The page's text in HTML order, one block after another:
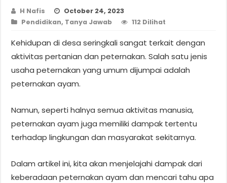
H Nafis
October 24, 2023
Pendidikan, Tanya Jawab 112 Dilihat
Kehidupan di desa seringkali sangat terkait dengan
aktivitas pertanian dan peternakan. Salah satu jenis
usaha peternakan yang umum dijumpai adalah
peternakan ayam.
Namun, seperti halnya semua aktivitas manusia,
peternakan ayam juga memiliki dampak tertentu
terhadap lingkungan dan masyarakat sekitarnya.
Dalam artikel ini, kita akan menjelajahi dampak dari
keberadaan peternakan ayam dan mencari tahu apa